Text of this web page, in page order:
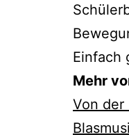
Einfach
Mehr
Von